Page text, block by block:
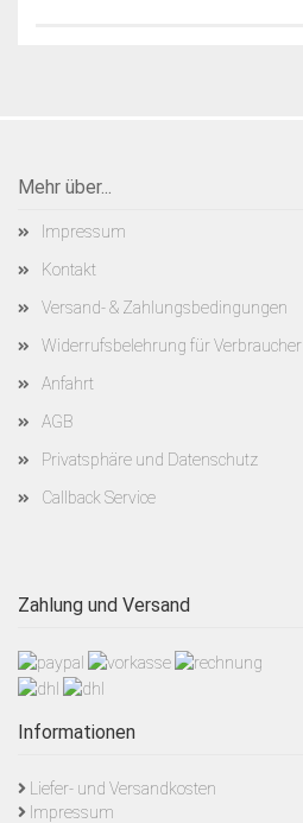
Mehr über...
Impressum
Kontakt
Versand- & Zahlungsbedingungen
Widerrufsbelehrung für Verbraucher
Anfahrt
AGB
Privatsphäre und Datenschutz
Callback Service
Zahlung und Versand
Informationen
Liefer- und Versandkosten
Impressum